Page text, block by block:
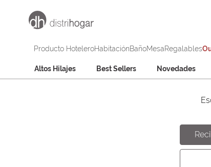
Producto HoteleroHabitaciónBañoMesaRegalables
Altos Hilajes Best Sellers Novedades